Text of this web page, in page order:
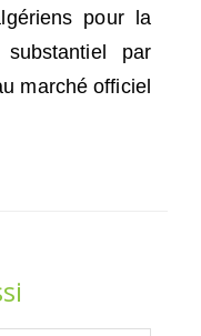
pour la
par
marché officiel.